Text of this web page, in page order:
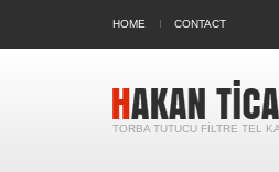
HOME CONTACT
TORBA TUTUCU FILTRE TEL